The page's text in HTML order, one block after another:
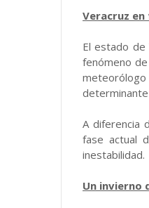
Veracruz en
El estado de
fenómeno
A diferencia
fase actual
inestabilidad.
Un invierno